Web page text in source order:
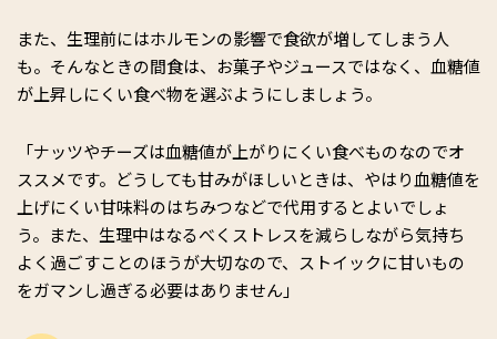
また、生理前にはホルモンの影響で食欲が増してしまう人
も。そんなときの間食は、お菓子やジュースではなく、血糖値
が上昇しにくい食べ物を選ぶようにしましょう。
「ナッツやチーズは血糖値が上がりにくい食べものなのでオ
ススメです。どうしても甘みがほしいときは、やはり血糖値を
上げにくい甘味料のはちみつなどで代用するとよいでしょ
う。また、生理中はなるべくストレスを減らしながら気持ち
よく過ごすことのほうが大切なので、ストイックに甘いもの
をガマンし過ぎる必要はありません」